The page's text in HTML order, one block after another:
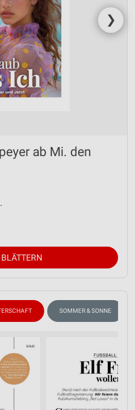
❯
ab Mi. den
SOMMER & SONNE